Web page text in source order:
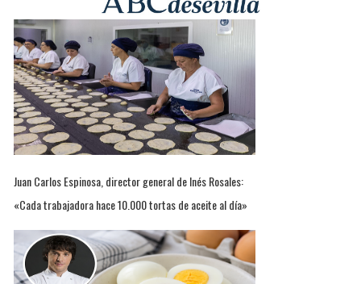
Juan Carlos Espinosa, director general de Inés Rosales:
«Cada trabajadora hace 10.000 tortas de aceite al día»